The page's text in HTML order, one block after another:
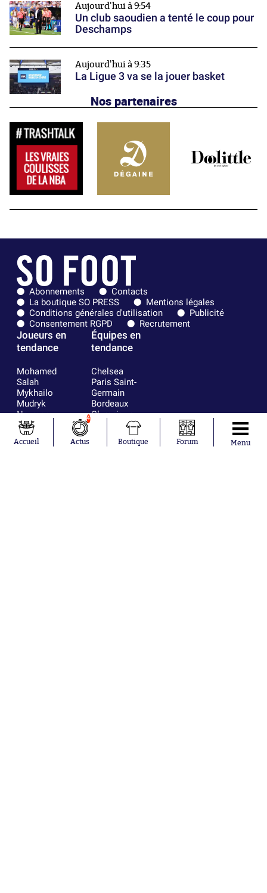
Aujourd'hui à 9:54
Un club saoudien a tenté le coup pour
Deschamps
Aujourd'hui à 9:35
La Ligue 3 va se la jouer basket
Nos partenaires
Abonnements
Contacts
La boutique SO PRESS
Mentions légales
Conditions générales d'utilisation
Publicité
Consentement RGPD
Recrutement
Joueurs en
tendance
Mohamed
Salah
Mykhailo
Mudryk
Neymar
Khalis Merah
Loïs Openda
Moussa
Équipes en
tendance
Chelsea
Paris Saint-
Germain
Bordeaux
Olympique
Real Madrid
Accueil
4
Actus Boutique Forum Menu